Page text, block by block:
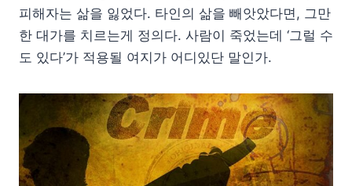
피해자는 삶을 잃었다. 타인의 삶을 빼앗았다면, 그만
한 대가를 치르는게 정의다. 사람이 죽었는데 ‘그럴 수
도 있다’가 적용될 여지가 어디있단 말인가.